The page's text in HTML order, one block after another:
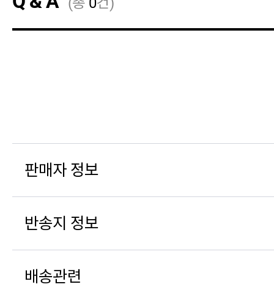
판매자 정보
반송지 정보
배송관련